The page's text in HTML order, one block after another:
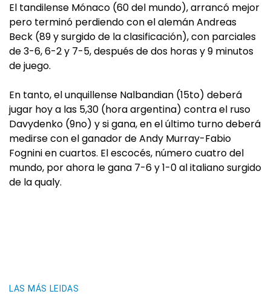
El tandilense Mónaco (60 del mundo), arrancó mejor
pero terminó perdiendo con el alemán Andreas
Beck (89 y surgido de la clasificación), con parciales
de 3-6, 6-2 y 7-5, después de dos horas y 9 minutos
de juego.
En tanto, el unquillense Nalbandian (15to) deberá
jugar hoy a las 5,30 (hora argentina) contra el ruso
Davydenko (9no) y si gana, en el último turno deberá
medirse con el ganador de Andy Murray-Fabio
Fognini en cuartos. El escocés, número cuatro del
mundo, por ahora le gana 7-6 y 1-0 al italiano surgido
de la qualy.
LAS MÁS LEIDAS